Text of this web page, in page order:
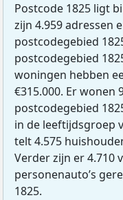
Postcode 1825 ligt
zijn 4.959 adressen
postcodegebied
postcodegebied
woningen hebben
€315.000. Er wonen
postcodegebied
in de leeftijdsgroep
telt 4.575
Verder zijn er 4.710
personenauto’s
1825.